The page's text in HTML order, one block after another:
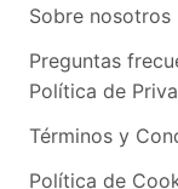
Sobre nosotros
Preguntas
Política de
Términos y
Política de